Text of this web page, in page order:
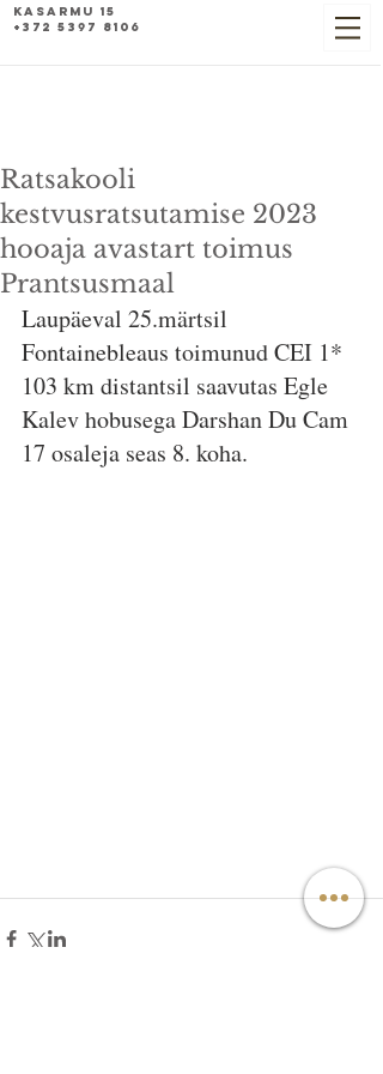
Kasarmu 15
+372 5397 8106
Ratsakooli
kestvusratsutamise 2023
hooaja avastart toimus
Prantsusmaal
Laupäeval 25.märtsil
Fontainebleaus toimunud CEI 1*
103 km distantsil saavutas Egle
Kalev hobusega Darshan Du Cam
17 osaleja seas 8. koha.